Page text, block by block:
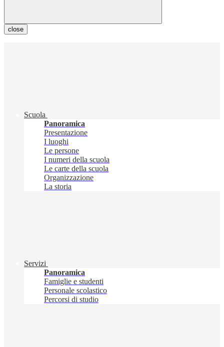
close
Scuola
Panoramica
Presentazione
I luoghi
Le persone
I numeri della scuola
Le carte della scuola
Organizzazione
La storia
Servizi
Panoramica
Famiglie e studenti
Personale scolastico
Percorsi di studio